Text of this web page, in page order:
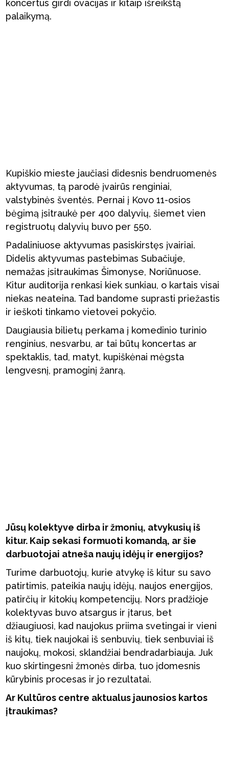
koncertus girdi ovacijas ir kitaip išreikštą
palaikymą.
Kupiškio mieste jaučiasi didesnis bendruomenės
aktyvumas, tą parodė įvairūs renginiai,
valstybinės šventės. Pernai į Kovo 11-osios
bėgimą įsitraukė per 400 dalyvių, šiemet vien
registruotų dalyvių buvo per 550.
Padaliniuose aktyvumas pasiskirstęs įvairiai.
Didelis aktyvumas pastebimas Subačiuje,
nemažas įsitraukimas Šimonyse, Noriūnuose.
Kitur auditorija renkasi kiek sunkiau, o kartais visai
niekas neateina. Tad bandome suprasti priežastis
ir ieškoti tinkamo vietovei pokyčio.
Daugiausia bilietų perkama į komedinio turinio
renginius, nesvarbu, ar tai būtų koncertas ar
spektaklis, tad, matyt, kupiškėnai mėgsta
lengvesnį, pramoginį žanrą.
Jūsų kolektyve dirba ir žmonių, atvykusių iš
kitur. Kaip sekasi formuoti komandą, ar šie
darbuotojai atneša naujų idėjų ir energijos?
Turime darbuotojų, kurie atvykę iš kitur su savo
patirtimis, pateikia naujų idėjų, naujos energijos,
patirčių ir kitokių kompetencijų. Nors pradžioje
kolektyvas buvo atsargus ir įtarus, bet
džiaugiuosi, kad naujokus priima svetingai ir vieni
iš kitų, tiek naujokai iš senbuvių, tiek senbuviai iš
naujokų, mokosi, sklandžiai bendradarbiauja. Juk
kuo skirtingesni žmonės dirba, tuo įdomesnis
kūrybinis procesas ir jo rezultatai.
Ar Kultūros centre aktualus jaunosios kartos
įtraukimas?